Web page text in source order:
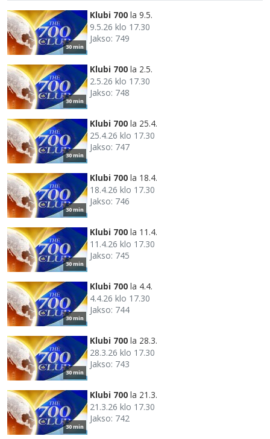
30 min
Klubi 700 la 9.5.
9.5.26 klo 17.30
Jakso: 749
30 min
Klubi 700 la 2.5.
2.5.26 klo 17.30
Jakso: 748
30 min
Klubi 700 la 25.4.
25.4.26 klo 17.30
Jakso: 747
30 min
Klubi 700 la 18.4.
18.4.26 klo 17.30
Jakso: 746
30 min
Klubi 700 la 11.4.
11.4.26 klo 17.30
Jakso: 745
30 min
Klubi 700 la 4.4.
4.4.26 klo 17.30
Jakso: 744
30 min
Klubi 700 la 28.3.
28.3.26 klo 17.30
Jakso: 743
30 min
Klubi 700 la 21.3.
21.3.26 klo 17.30
Jakso: 742